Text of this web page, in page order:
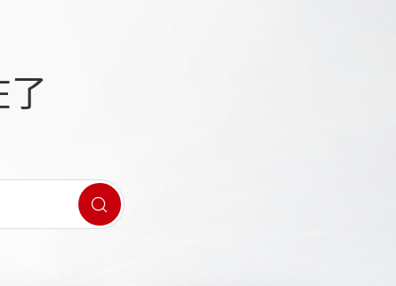
了